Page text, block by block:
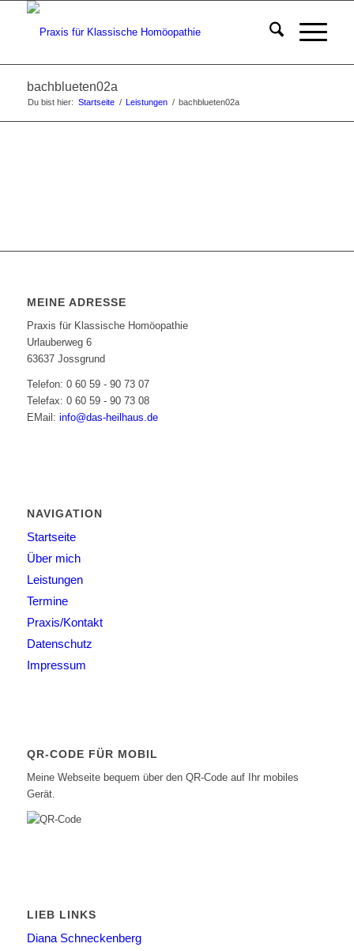
bachblueten02a
Du bist hier: Startseite / Leistungen / bachblueten02a
MEINE ADRESSE
Praxis für Klassische Homöopathie
Urlauberweg 6
63637 Jossgrund
Telefon: 0 60 59 - 90 73 07
Telefax: 0 60 59 - 90 73 08
EMail: info@das-heilhaus.de
NAVIGATION
Startseite
Über mich
Leistungen
Termine
Praxis/Kontakt
Datenschutz
Impressum
QR-CODE FÜR MOBIL
Meine Webseite bequem über den QR-Code auf Ihr mobiles
Gerät.
LIEB LINKS
Diana Schneckenberg